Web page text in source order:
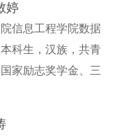
婷
信息工程学院数据
科生，汉族，共青
家励志奖学金、三